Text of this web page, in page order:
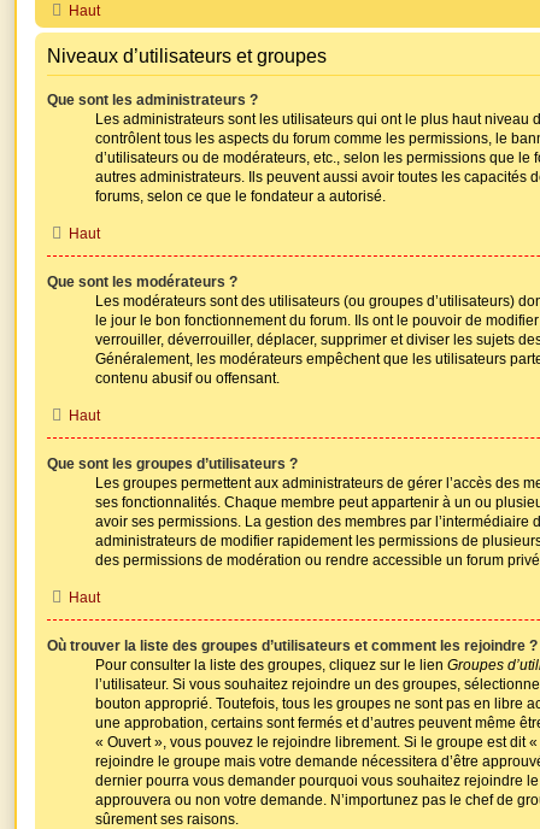
Haut
Niveaux d’utilisateurs et groupes
Que sont les administrateurs ?
Les administrateurs sont les utilisateurs qui ont le plus haut niveau
contrôlent tous les aspects du forum comme les permissions, le
d’utilisateurs ou de modérateurs, etc., selon les permissions que le
autres administrateurs. Ils peuvent aussi avoir toutes les capacités
forums, selon ce que le fondateur a autorisé.
Haut
Que sont les modérateurs ?
Les modérateurs sont des utilisateurs (ou groupes d’utilisateurs)
le jour le bon fonctionnement du forum. Ils ont le pouvoir de
verrouiller, déverrouiller, déplacer, supprimer et diviser les sujets
Généralement, les modérateurs empêchent que les utilisateurs
contenu abusif ou offensant.
Haut
Que sont les groupes d’utilisateurs ?
Les groupes permettent aux administrateurs de gérer l’accès des
ses fonctionnalités. Chaque membre peut appartenir à un ou
avoir ses permissions. La gestion des membres par l’intermédiaire
administrateurs de modifier rapidement les permissions de
des permissions de modération ou rendre accessible un forum
Haut
Où trouver la liste des groupes d’utilisateurs et comment les rejoindre ?
Pour consulter la liste des groupes, cliquez sur le lien Groupes
l’utilisateur. Si vous souhaitez rejoindre un des groupes,
bouton approprié. Toutefois, tous les groupes ne sont pas en libre
une approbation, certains sont fermés et d’autres peuvent même
« Ouvert », vous pouvez le rejoindre librement. Si le groupe est dit
rejoindre le groupe mais votre demande nécessitera d’être
dernier pourra vous demander pourquoi vous souhaitez rejoindre
approuvera ou non votre demande. N’importunez pas le chef de
sûrement ses raisons.